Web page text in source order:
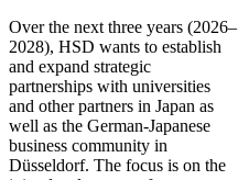
Over the next three years (2026–
2028), HSD wants to establish
and expand strategic
partnerships with universities
and other partners in Japan as
well as the German-Japanese
business community in
Düsseldorf. The focus is on the